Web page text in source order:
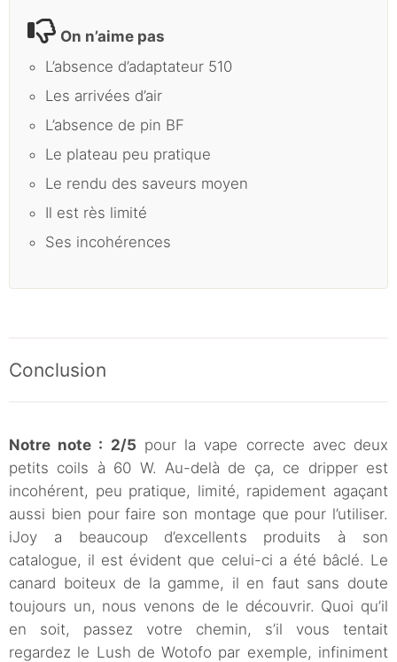
On n’aime pas
L’absence d’adaptateur 510
Les arrivées d’air
L’absence de pin BF
Le plateau peu pratique
Le rendu des saveurs moyen
Il est rès limité
Ses incohérences
Conclusion
Notre note : 2/5 pour la vape correcte avec deux
petits coils à 60 W. Au-delà de ça, ce dripper est
incohérent, peu pratique, limité, rapidement agaçant
aussi bien pour faire son montage que pour l’utiliser.
iJoy a beaucoup d’excellents produits à son
catalogue, il est évident que celui-ci a été bâclé. Le
canard boiteux de la gamme, il en faut sans doute
toujours un, nous venons de le découvrir. Quoi qu’il
en soit, passez votre chemin, s’il vous tentait
regardez le Lush de Wotofo par exemple, infiniment